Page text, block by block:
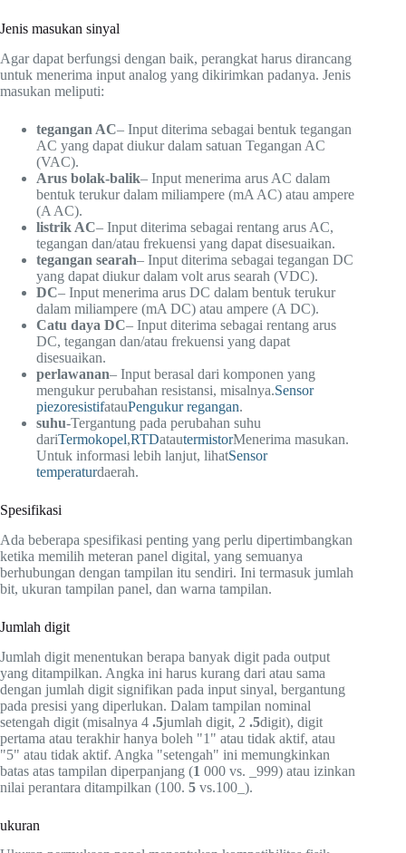
Jenis masukan sinyal
Agar dapat berfungsi dengan baik, perangkat harus dirancang
untuk menerima input analog yang dikirimkan padanya. Jenis
masukan meliputi:
tegangan AC– Input diterima sebagai bentuk tegangan
AC yang dapat diukur dalam satuan Tegangan AC
(VAC).
Arus bolak-balik– Input menerima arus AC dalam
bentuk terukur dalam miliampere (mA AC) atau ampere
(A AC).
listrik AC– Input diterima sebagai rentang arus AC,
tegangan dan/atau frekuensi yang dapat disesuaikan.
tegangan searah– Input diterima sebagai tegangan DC
yang dapat diukur dalam volt arus searah (VDC).
DC– Input menerima arus DC dalam bentuk terukur
dalam miliampere (mA DC) atau ampere (A DC).
Catu daya DC– Input diterima sebagai rentang arus
DC, tegangan dan/atau frekuensi yang dapat
disesuaikan.
perlawanan– Input berasal dari komponen yang
mengukur perubahan resistansi, misalnya.Sensor
piezoresistifatauPengukur regangan.
suhu-Tergantung pada perubahan suhu
dariTermokopel,RTDatautermistorMenerima masukan.
Untuk informasi lebih lanjut, lihatSensor
temperaturdaerah.
Spesifikasi
Ada beberapa spesifikasi penting yang perlu dipertimbangkan
ketika memilih meteran panel digital, yang semuanya
berhubungan dengan tampilan itu sendiri. Ini termasuk jumlah
bit, ukuran tampilan panel, dan warna tampilan.
Jumlah digit
Jumlah digit menentukan berapa banyak digit pada output
yang ditampilkan. Angka ini harus kurang dari atau sama
dengan jumlah digit signifikan pada input sinyal, bergantung
pada presisi yang diperlukan. Dalam tampilan nominal
setengah digit (misalnya 4 .5jumlah digit, 2 .5digit), digit
pertama atau terakhir hanya boleh "1" atau tidak aktif, atau
"5" atau tidak aktif. Angka "setengah" ini memungkinkan
batas atas tampilan diperpanjang (1 000 vs. _999) atau izinkan
nilai perantara ditampilkan (100. 5 vs.100_).
ukuran